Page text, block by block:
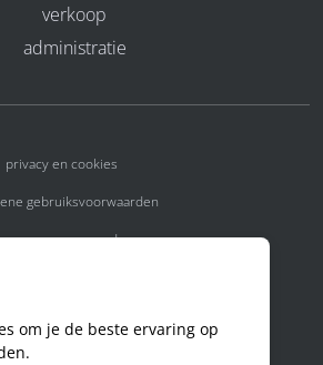
verkoop
administratie
privacy en cookies
gebruiksvoorwaarden
voorwaarden
code of conduct
om je de beste ervaring op